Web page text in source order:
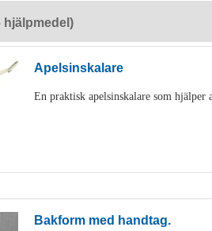
hjälpmedel)
Apelsinskalare
En praktisk apelsinskalare som hjälper
Bakform med handtag.